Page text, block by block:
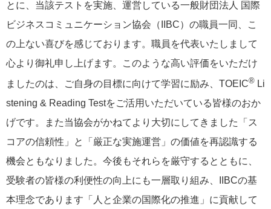
とに、当該テストを実施、運営している一般財団法人 国際
ビジネスコミュニケーション協会（IIBC）の職員一同、こ
の上ない喜びを感じております。職員を代表いたしまして
心より御礼申し上げます。このような高い評価をいただけ
ましたのは、ご自身の目標に向けて学習に励み、TOEIC® Li
stening & Reading Testをご活用いただいている皆様のおか
げです。また当協会がかねてより大切にしてきました「ス
コアの信頼性」と「厳正な実施運営」の価値を再認識する
機会ともなりました。今後もそれらを厳守するとともに、
受験者の皆様の利便性の向上にも一層取り組み、IIBCの基
本理念であります「人と企業の国際化の推進」に貢献して